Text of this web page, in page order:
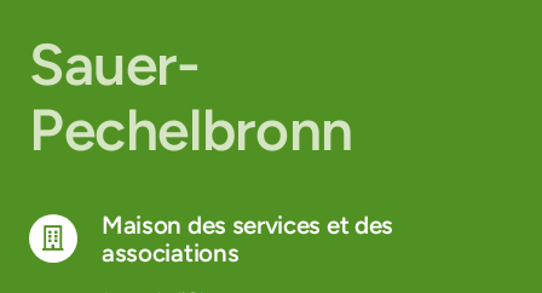
Sauer-
Pechelbronn
Maison des services et des
associations